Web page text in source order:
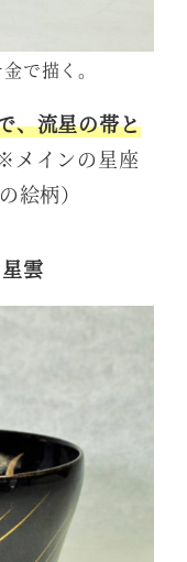
で描く。
、流星の帯と
メインの星座
絵柄）
雲